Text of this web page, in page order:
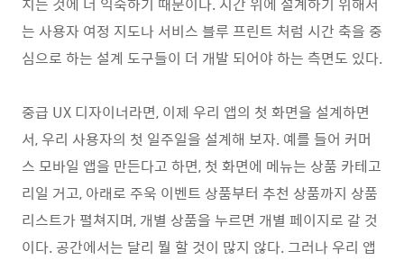
는 사용자 여정 지도나 서비스 블루 프린트 처럼 시간 축을 중
심으로 하는 설계 도구들이 더 개발 되어야 하는 측면도 있다.
중급 UX 디자이너라면, 이제 우리 앱의 첫 화면을 설계하면
서, 우리 사용자의 첫 일주일을 설계해 보자. 예를 들어 커머
스 모바일 앱을 만든다고 하면, 첫 화면에 메뉴는 상품 카테고
리일 거고, 아래로 주욱 이벤트 상품부터 추천 상품까지 상품
리스트가 펼쳐지며, 개별 상품을 누르면 개별 페이지로 갈 것
이다. 공간에서는 달리 뭘 할 것이 많지 않다. 그러나 우리 앱